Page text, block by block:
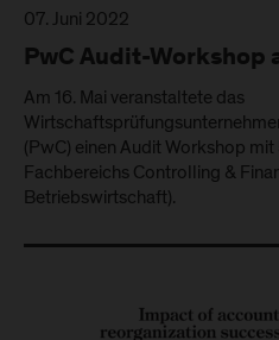
07. Juni 2022
PwC Audit-Workshop
Am 16. Mai veranstaltete das
(PwC) einen Audit Workshop
Fachbereichs Controlling &
Betriebswirtschaft).